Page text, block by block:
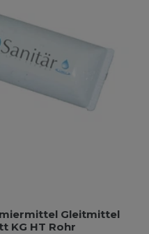
Gleitmittel
KG HT Rohr